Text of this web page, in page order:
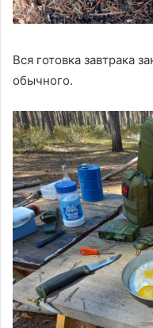
Вся готовка завтрака
обычного.